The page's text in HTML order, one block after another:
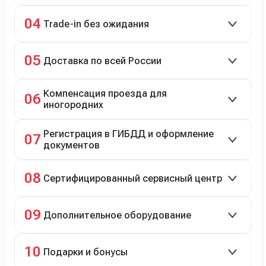
04 Trade-in без ожидания
05 Доставка по всей России
06 Компенсация проезда для
иногородних
07 Регистрация в ГИБДД и оформление
документов
08 Сертифицированный сервисный центр
технический ремонт.
09 Дополнительное оборудование
10 Подарки и бонусы